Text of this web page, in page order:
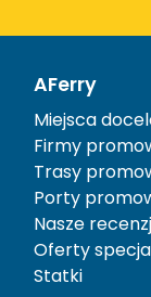
AFerry
Miejsca
Firmy
Trasy
Porty
Nasze
Oferty
Statki